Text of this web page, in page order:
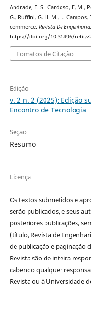
Andrade, E. S., Cardoso, E. M.,
G., Ruffini, G. H. M., … Campos,
commerce. Revista De
https://doi.org/10.31496/
Fomatos de Citação
Edição
v. 2 n. 2 (2025): Edição
Encontro de Tecnologia
Seção
Resumo
Licença
Os textos submetidos e
serão publicados, e seus
posteriores publicações,
(título, Revista de
de publicação e paginação
Revista são de inteira
cabendo qualquer
Revista ou à Universidade